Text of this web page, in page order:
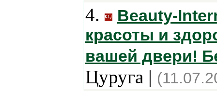
4.
Beauty-
красоты и
вашей двери!
Цуруга |